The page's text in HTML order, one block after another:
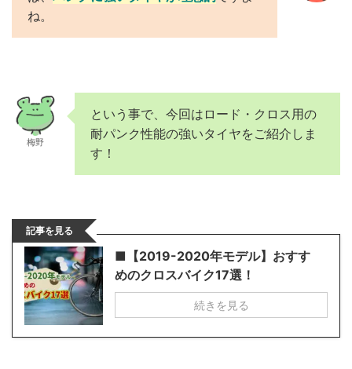
ね。
梅野
という事で、今回はロード・クロス用の
耐パンク性能の強いタイヤをご紹介しま
す！
記事を見る
■【2019-2020年モデル】おすす
めのクロスバイク17選！
続きを見る